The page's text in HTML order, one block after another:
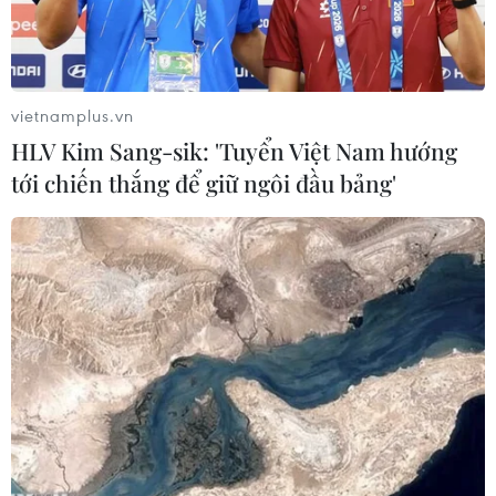
Ảnh minh họa. (Nguồn: TTXVN)
Theo thông tin từ Ban Chỉ đạo chiến dịch tiêm
chủng vaccine phòng COVID-19 tỉnh Quảng Trị,
vietnamplus.vn
HLV Kim Sang-sik: 'Tuyển Việt Nam hướng
tới chiến thắng để giữ ngôi đầu bảng'